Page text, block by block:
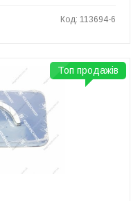
Код: 113694-6
Топ продажів